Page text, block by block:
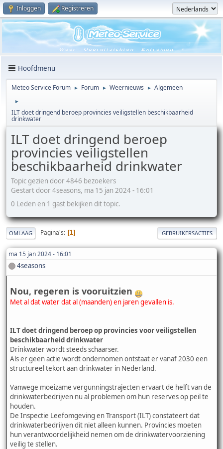
Inloggen Registreren
Hoofdmenu
Meteo Service Forum ► Forum ► Weernieuws ► Algemeen
►
ILT doet dringend beroep provincies veiligstellen beschikbaarheid
drinkwater
ILT doet dringend beroep
provincies veiligstellen
beschikbaarheid drinkwater
Topic gezien door 4846 bezoekers
Gestart door 4seasons, ma 15 jan 2024 - 16:01
0 Leden en 1 gast bekijken dit topic.
OMLAAG Pagina's 1 GEBRUIKERSACTIES
ma 15 jan 2024 - 16:01
4seasons
Nou, regeren is vooruitzien
Met al dat water dat al (maanden) en jaren gevallen is.
ILT doet dringend beroep op provincies voor veiligstellen
beschikbaarheid drinkwater
Drinkwater wordt steeds schaarser.
Als er geen actie wordt ondernomen ontstaat er vanaf 2030 een
structureel tekort aan drinkwater in Nederland.
Vanwege moeizame vergunningstrajecten ervaart de helft van de
drinkwaterbedrijven nu al problemen om hun reserves op peil te
houden.
De Inspectie Leefomgeving en Transport (ILT) constateert dat
drinkwaterbedrijven dit niet alleen kunnen. Provincies moeten
hun verantwoordelijkheid nemen om de drinkwatervoorziening
veilig te stellen.